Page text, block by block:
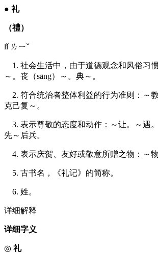
● 礼
（禮）
lǐ ㄌㄧˇ
1. 社会生活中，由于道德观念和风俗习
～。丧（sāng）～。典～。
2. 符合统治者整体利益的行为准则：～教
克己复～。
3. 表示尊敬的态度和动作：～让。～遇。
先～后兵。
4. 表示庆贺、友好或敬意所赠之物：～物
5. 古书名，《礼记》的简称。
6. 姓。
详细解释
详细字义
◎ 礼